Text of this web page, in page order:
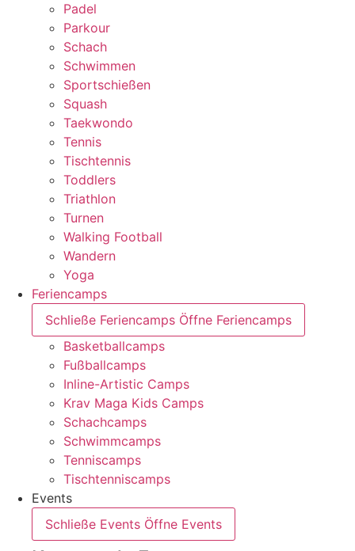
Padel
Parkour
Schach
Schwimmen
Sportschießen
Squash
Taekwondo
Tennis
Tischtennis
Toddlers
Triathlon
Turnen
Walking Football
Wandern
Yoga
Feriencamps
Schließe Feriencamps Öffne Feriencamps
Basketballcamps
Fußballcamps
Inline-Artistic Camps
Krav Maga Kids Camps
Schachcamps
Schwimmcamps
Tenniscamps
Tischtenniscamps
Events
Schließe Events Öffne Events